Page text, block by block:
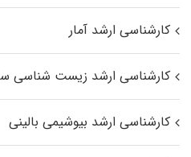
کارشناسی ارشد آمار
کارشناسی ارشد زیست شناسی
کارشناسی ارشد بیوشیمی بالینی